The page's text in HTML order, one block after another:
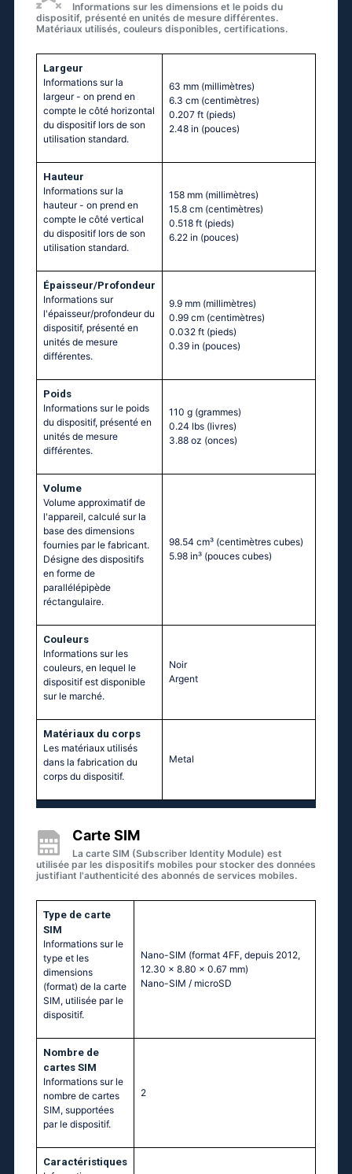
Informations sur les dimensions et le poids du
dispositif, présenté en unités de mesure différentes.
Matériaux utilisés, couleurs disponibles, certifications.
Largeur
Informations sur la
largeur - on prend en
compte le côté horizontal
du dispositif lors de son
utilisation standard.
63 mm (millimètres)
6.3 cm (centimètres)
0.207 ft (pieds)
2.48 in (pouces)
Hauteur
Informations sur la
hauteur - on prend en
compte le côté vertical
du dispositif lors de son
utilisation standard.
158 mm (millimètres)
15.8 cm (centimètres)
0.518 ft (pieds)
6.22 in (pouces)
Épaisseur/Profondeur
Informations sur
l'épaisseur/profondeur du
dispositif, présenté en
unités de mesure
différentes.
9.9 mm (millimètres)
0.99 cm (centimètres)
0.032 ft (pieds)
0.39 in (pouces)
Poids
Informations sur le poids
du dispositif, présenté en
unités de mesure
différentes.
110 g (grammes)
0.24 lbs (livres)
3.88 oz (onces)
Volume
Volume approximatif de
l'appareil, calculé sur la
base des dimensions
fournies par le fabricant.
Désigne des dispositifs
en forme de
parallélépipède
réctangulaire.
98.54 cm³ (centimètres cubes)
5.98 in³ (pouces cubes)
Couleurs
Informations sur les
couleurs, en lequel le
dispositif est disponible
sur le marché.
Noir
Argent
Matériaux du corps
Les matériaux utilisés
dans la fabrication du
corps du dispositif.
Metal
Carte SIM
La carte SIM (Subscriber Identity Module) est
utilisée par les dispositifs mobiles pour stocker des données
justifiant l'authenticité des abonnés de services mobiles.
Type de carte
SIM
Informations sur le
type et les
dimensions
(format) de la carte
SIM, utilisée par le
dispositif.
Nano-SIM (format 4FF, depuis 2012,
12.30 x 8.80 x 0.67 mm)
Nano-SIM / microSD
Nombre de
cartes SIM
Informations sur le
nombre de cartes
SIM, supportées
par le dispositif.
2
Caractéristiques